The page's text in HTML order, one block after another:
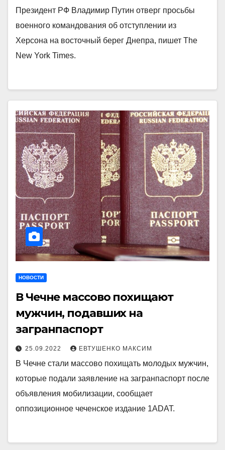
Президент РФ Владимир Путин отверг просьбы
военного командования об отступлении из
Херсона на восточный берег Днепра, пишет The
New York Times.
НОВОСТИ
В Чечне массово похищают
мужчин, подавших на
загранпаспорт
25.09.2022 ЕВТУШЕНКО МАКСИМ
В Чечне стали массово похищать молодых мужчин,
которые подали заявление на загранпаспорт после
объявления мобилизации, сообщает
оппозиционное чеченское издание 1ADAT.